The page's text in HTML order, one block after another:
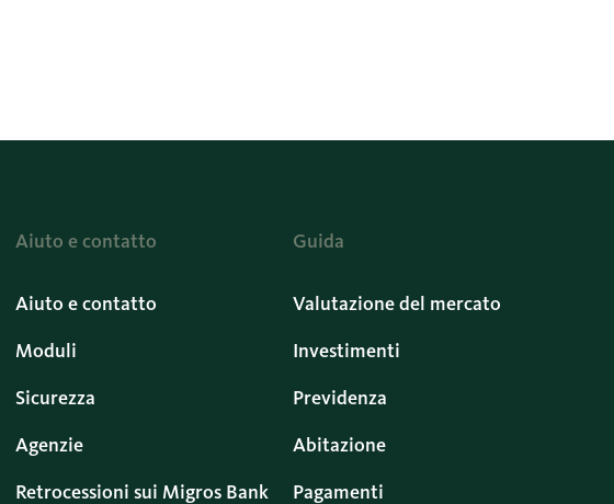
Aiuto e contatto
Aiuto e contatto
Moduli
Sicurezza
Agenzie
Retrocessioni sui Migros Bank
Guida
Valutazione del mercato
Investimenti
Previdenza
Abitazione
Pagamenti